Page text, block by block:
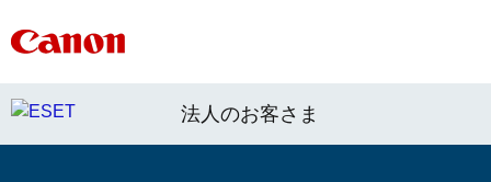
法人のお客さま